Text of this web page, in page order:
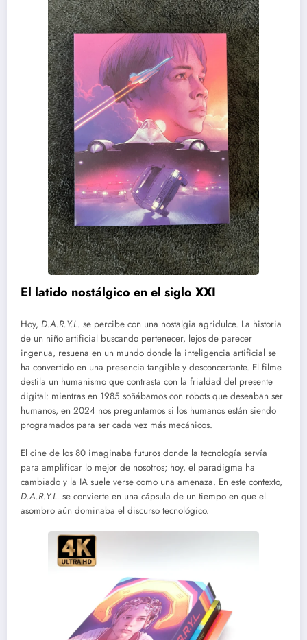
El latido nostálgico en el siglo XXI
Hoy, D.A.R.Y.L. se percibe con una nostalgia agridulce. La historia
de un niño artificial buscando pertenecer, lejos de parecer
ingenua, resuena en un mundo donde la inteligencia artificial se
ha convertido en una presencia tangible y desconcertante. El filme
destila un humanismo que contrasta con la frialdad del presente
digital: mientras en 1985 soñábamos con robots que deseaban ser
humanos, en 2024 nos preguntamos si los humanos están siendo
programados para ser cada vez más mecánicos.
El cine de los 80 imaginaba futuros donde la tecnología servía
para amplificar lo mejor de nosotros; hoy, el paradigma ha
cambiado y la IA suele verse como una amenaza. En este contexto,
D.A.R.Y.L. se convierte en una cápsula de un tiempo en que el
asombro aún dominaba el discurso tecnológico.